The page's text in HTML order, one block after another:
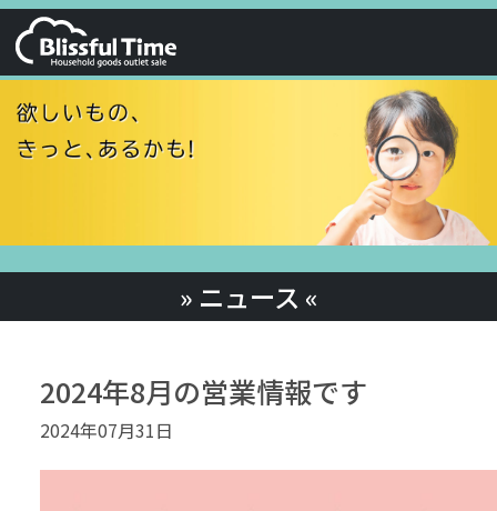
» ニュース «
2024年8月の営業情報です
2024年07月31日